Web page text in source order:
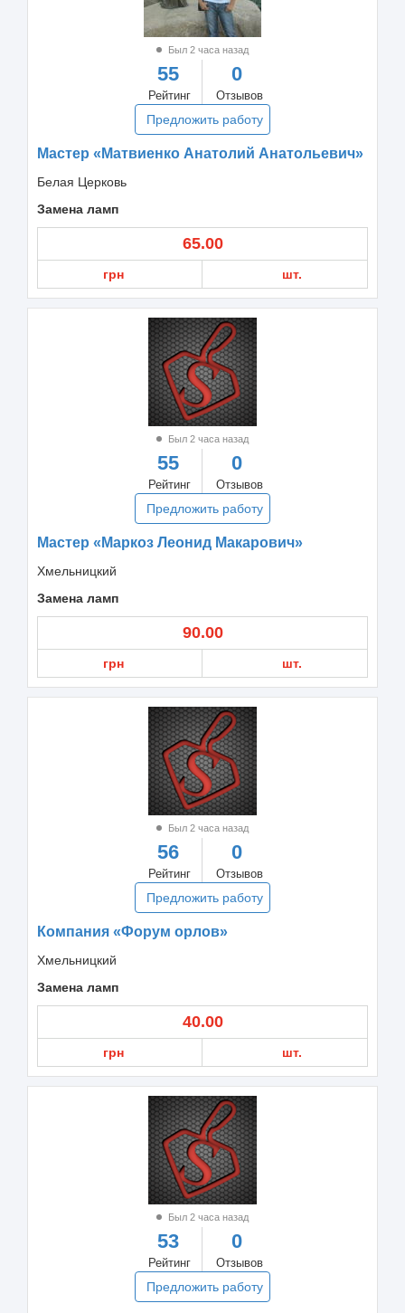
Был 2 часа назад
55
Рейтинг
0
Отзывов
Предложить работу
Мастер «Матвиенко Анатолий Анатольевич»
Белая Церковь
Замена ламп
65.00
грн шт.
Был 2 часа назад
55
Рейтинг
0
Отзывов
Предложить работу
Мастер «Маркоз Леонид Макарович»
Хмельницкий
Замена ламп
90.00
грн шт.
Был 2 часа назад
56
Рейтинг
0
Отзывов
Предложить работу
Компания «Форум орлов»
Хмельницкий
Замена ламп
40.00
грн шт.
Был 2 часа назад
53
Рейтинг
0
Отзывов
Предложить работу